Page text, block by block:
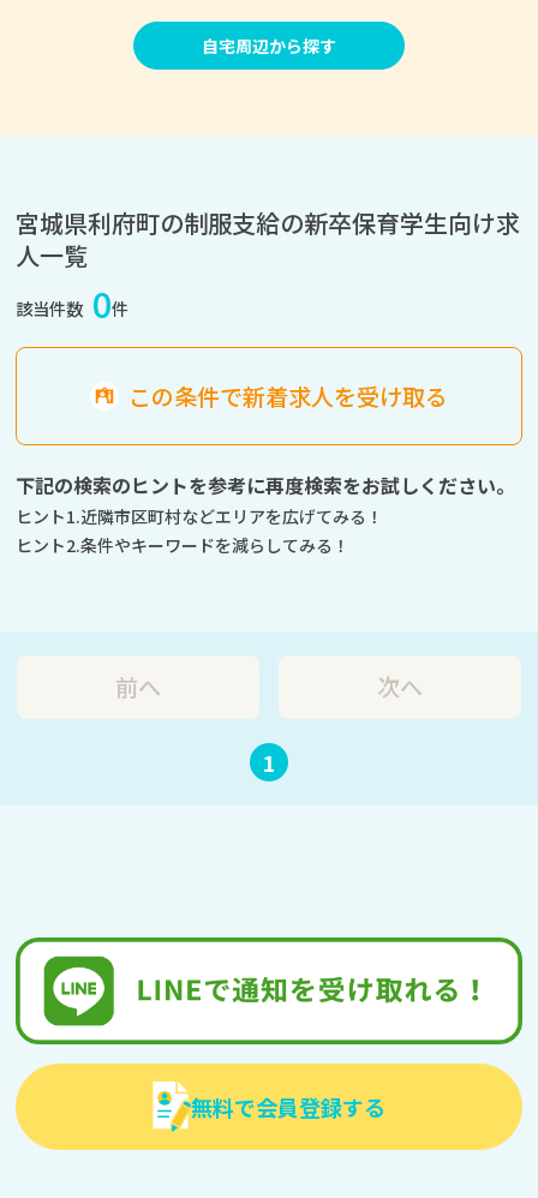
自宅周辺から探す
宮城県利府町の制服支給の新卒保育学生向け求
人一覧
該当件数 0件
この条件で新着求人を受け取る
下記の検索のヒントを参考に再度検索をお試しください。
ヒント1.近隣市区町村などエリアを広げてみる！
ヒント2.条件やキーワードを減らしてみる！
前へ
1
次へ
無料で会員登録する